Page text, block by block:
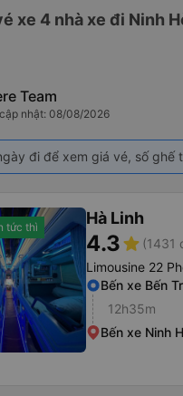
xe 4 nhà xe đi Ninh
Team
nhật: 08/08/2026
đi để xem giá vé, số
tức thì Hà Linh
4.3star (1431
Limousine 22
Bến xe Bến
12h35m
Bến xe Ninh